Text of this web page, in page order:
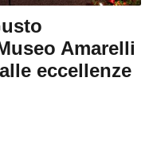
Amarelli
eccellenze